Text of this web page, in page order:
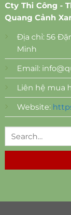
Cty Thi Công -
Quang Cảnh
Địa chỉ: 56
Minh
Email:
Liên hệ mua
Website: